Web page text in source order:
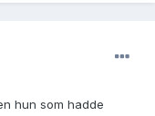
hun som hadde